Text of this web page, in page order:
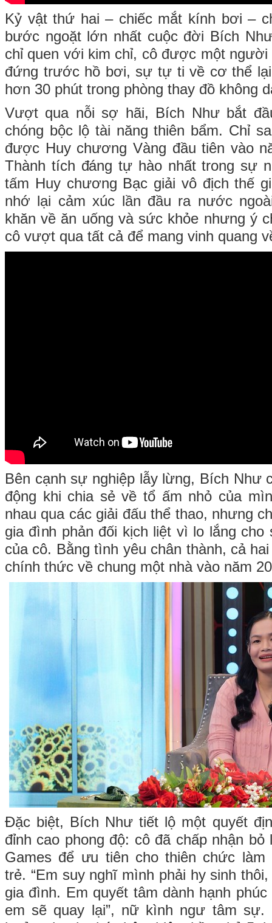
Kỷ vật thứ hai – chiếc mắt kính bơi –
bước ngoặt lớn nhất cuộc đời Bích
chỉ quen với kim chỉ, cô được một người
đứng trước hồ bơi, sự tự ti về cơ thể
hơn 30 phút trong phòng thay đồ không
Vượt qua nỗi sợ hãi, Bích Như bắt
chóng bộc lộ tài năng thiên bẩm. Chỉ
được Huy chương Vàng đầu tiên vào
Thành tích đáng tự hào nhất trong sự
tấm Huy chương Bạc giải vô địch thế
nhớ lại cảm xúc lần đầu ra nước
khăn về ăn uống và sức khỏe nhưng ý
cô vượt qua tất cả để mang vinh quang
Bên cạnh sự nghiệp lẫy lừng, Bích Như
động khi chia sẻ về tổ ấm nhỏ của
nhau qua các giải đấu thể thao, nhưng
gia đình phản đối kịch liệt vì lo lắng
của cô. Bằng tình yêu chân thành, cả
chính thức về chung một nhà vào năm
Đặc biệt, Bích Như tiết lộ một quyết
đỉnh cao phong độ: cô đã chấp nhận
Games để ưu tiên cho thiên chức
trẻ. “Em suy nghĩ mình phải hy sinh
gia đình. Em quyết tâm dành hạnh
em sẽ quay lại”, nữ kình ngư tâm sự.